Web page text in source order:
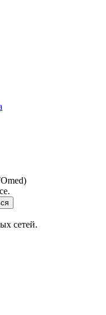
сетей.